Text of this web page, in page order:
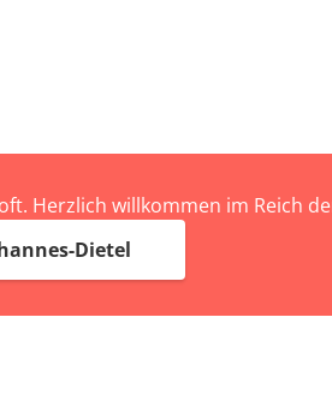
Herzlich willkommen im Reich
Dietel